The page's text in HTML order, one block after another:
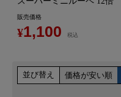
販売価格
¥1,100 税込
並び替え 価格が安い順